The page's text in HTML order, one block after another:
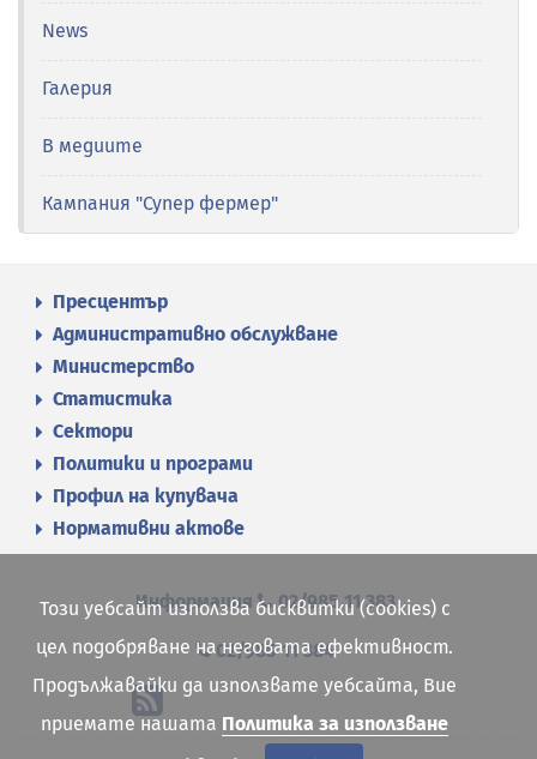
News
Галерия
В медиите
Кампания "Супер фермер"
Пресцентър
Административно обслужване
Министерство
Статистика
Сектори
Политики и програми
Профил на купувача
Нормативни актове
Информация 02/985 11 383
02/985 11 384
Този уебсайт използва бисквитки (cookies) с
цел подобряване на неговата ефективност.
Продължавайки да използвате уебсайта, Вие
приемате нашата Политика за използване